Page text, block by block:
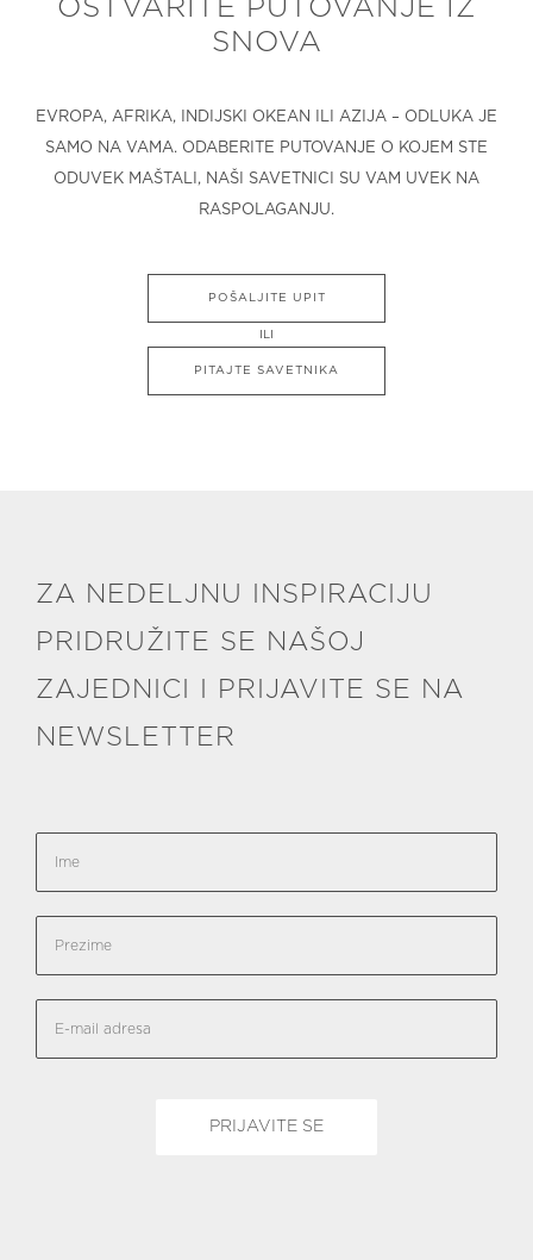
OSTVARITE PUTOVANJE IZ
SNOVA
EVROPA, AFRIKA, INDIJSKI OKEAN ILI AZIJA – ODLUKA JE
SAMO NA VAMA. ODABERITE PUTOVANJE O KOJEM STE
ODUVEK MAŠTALI, NAŠI SAVETNICI SU VAM UVEK NA
RASPOLAGANJU.
POŠALJITE UPIT
PITAJTE SAVETNIKA
ZA NEDELJNU INSPIRACIJU
PRIDRUŽITE SE NAŠOJ
ZAJEDNICI I PRIJAVITE SE NA
NEWSLETTER